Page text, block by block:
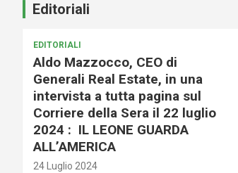
Editoriali
EDITORIALI
Aldo Mazzocco, CEO di
Generali Real Estate, in una
intervista a tutta pagina sul
Corriere della Sera il 22 luglio
2024 : IL LEONE GUARDA
ALL’AMERICA
24 Luglio 2024